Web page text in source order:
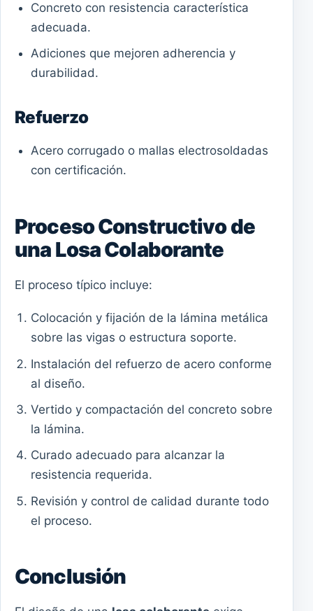
Concreto con resistencia característica
adecuada.
Adiciones que mejoren adherencia y
durabilidad.
Refuerzo
Acero corrugado o mallas electrosoldadas
con certificación.
Proceso Constructivo de
una Losa Colaborante
El proceso típico incluye:
Colocación y fijación de la lámina metálica
sobre las vigas o estructura soporte.
Instalación del refuerzo de acero conforme
al diseño.
Vertido y compactación del concreto sobre
la lámina.
Curado adecuado para alcanzar la
resistencia requerida.
Revisión y control de calidad durante todo
el proceso.
Conclusión